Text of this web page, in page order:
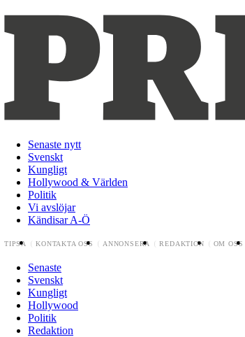
Senaste nytt
Svenskt
Kungligt
Hollywood & Världen
Politik
Vi avslöjar
Kändisar A-Ö
TIPSA KONTAKTA OSS ANNONSERA REDAKTION OM OSS
Senaste
Svenskt
Kungligt
Hollywood
Politik
Redaktion